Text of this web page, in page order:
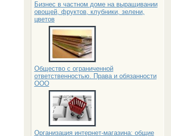
Бизнес в частном доме на выращивании
овощей, фруктов, клубники, зелени,
цветов
Общество с ограниченной
ответственностью. Права и обязанности
ООО
Организация интернет-магазина: общие